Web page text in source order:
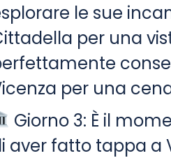
le sue
per una
per una
Giorno 3: È il
aver fatto tappa a